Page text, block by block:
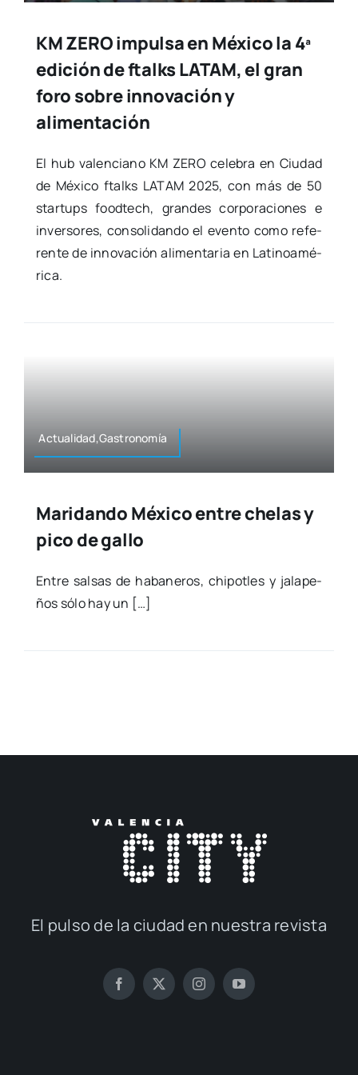
KM ZERO impulsa en México la 4ª
edición de ftalks LATAM, el gran
foro sobre innovación y
alimentación
El hub valen­ciano KM ZERO cele­bra en Ciu­dad
de Méxi­co ftalks LATAM 2025, con más de 50
star­tups food­tech, gran­des cor­po­ra­cio­nes e
inver­so­res, con­so­li­dan­do el even­to como refe­
ren­te de inno­va­ción ali­men­ta­ria en Lati­noa­mé­
ri­ca.
Actualidad,Gastronomía
Maridando México entre chelas y
pico de gallo
Entre sal­sas de haba­ne­ros, chi­potles y jala­pe­
ños sólo hay un […]
El pul­so de la ciu­dad en nues­tra revis­ta